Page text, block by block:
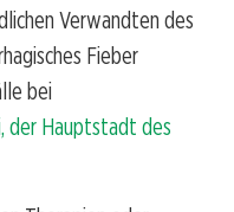
Verwandten des
Fieber
bei
der Hauptstadt des